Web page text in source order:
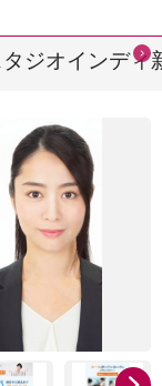
タジオインデ